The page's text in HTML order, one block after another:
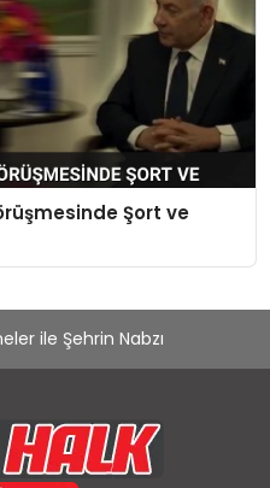
Şort ve
ile Şehrin Nabzı